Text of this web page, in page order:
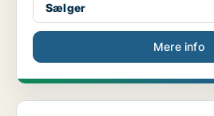
Sælger
Mere info
PM ENERGI søger en salgsingeniør